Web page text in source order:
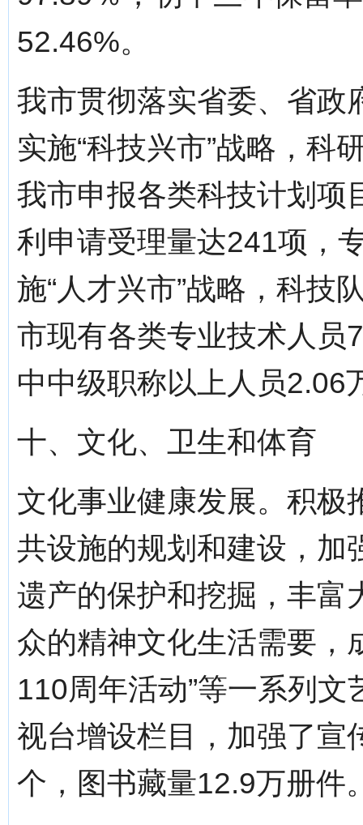
52.46%。
我市贯彻落实省委、省政
实施“科技兴市”战略，科
我市申报各类科技计划项
利申请受理量达241项，
施“人才兴市”战略，科技
市现有各类专业技术人员
中中级职称以上人员2.06
十、文化、卫生和体育
文化事业健康发展。积极
共设施的规划和建设，加
遗产的保护和挖掘，丰富
众的精神文化生活需要，
110周年活动”等一系列
视台增设栏目，加强了宣
个，图书藏量12.9万册件